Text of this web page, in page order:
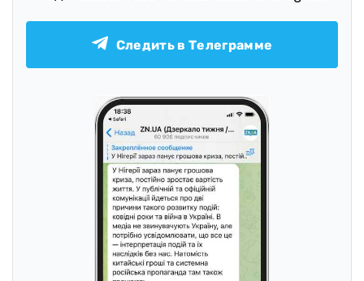
Следить в Телеграмме